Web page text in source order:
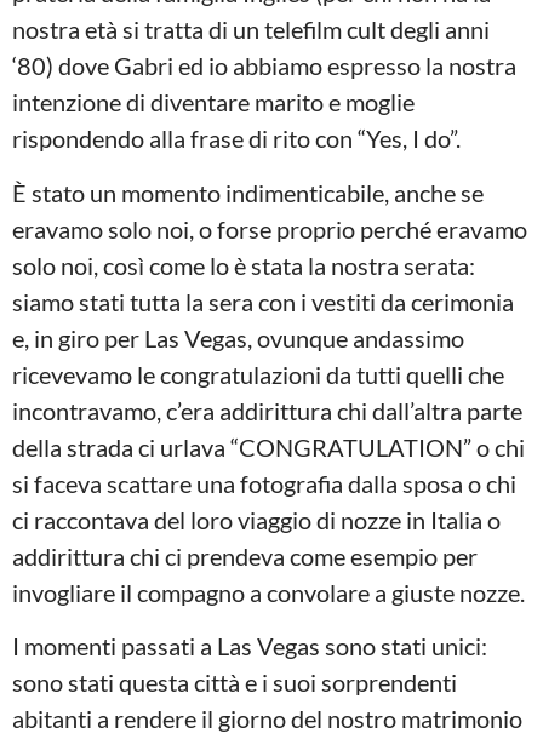
nostra età si tratta di un telefilm cult degli anni
‘80) dove Gabri ed io abbiamo espresso la nostra
intenzione di diventare marito e moglie
rispondendo alla frase di rito con “Yes, I do”.
È stato un momento indimenticabile, anche se
eravamo solo noi, o forse proprio perché eravamo
solo noi, così come lo è stata la nostra serata:
siamo stati tutta la sera con i vestiti da cerimonia
e, in giro per Las Vegas, ovunque andassimo
ricevevamo le congratulazioni da tutti quelli che
incontravamo, c’era addirittura chi dall’altra parte
della strada ci urlava “CONGRATULATION” o chi
si faceva scattare una fotografia dalla sposa o chi
ci raccontava del loro viaggio di nozze in Italia o
addirittura chi ci prendeva come esempio per
invogliare il compagno a convolare a giuste nozze.
I momenti passati a Las Vegas sono stati unici:
sono stati questa città e i suoi sorprendenti
abitanti a rendere il giorno del nostro matrimonio